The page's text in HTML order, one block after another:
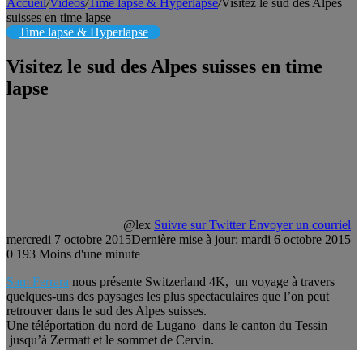
Accueil/Vidéos/Time lapse & Hyperlapse/Visitez le sud des Alpes
suisses en time lapse
Time lapse & Hyperlapse
Visitez le sud des Alpes suisses en time
lapse
@lex Suivre sur Twitter Envoyer un courriel
mercredi 7 octobre 2015Dernière mise à jour: mardi 6 octobre 2015
0 193 Moins d'une minute
Sam Ferrara nous présente Switzerland 4K, un voyage à travers
quelques-uns des paysages les plus spectaculaires que l’on peut
retrouver dans le sud des Alpes suisses.
Une téléportation du nord de Lugano dans le canton du Tessin
jusqu’à Zermatt et le sommet de Cervin.